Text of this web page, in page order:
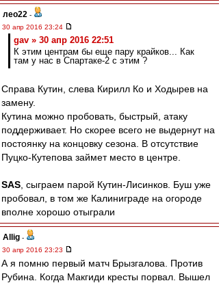
лео22 -
30 апр 2016 23:24
gav » 30 апр 2016 22:51
К этим центрам бы еще пару крайков... Как
там у нас в Спартаке-2 с этим ?
Справа Кутин, слева Кирилл Ко и Ходырев на
замену.
Кутина можно пробовать, быстрый, атаку
поддерживает. Но скорее всего не выдернут на
постоянку на концовку сезона. В отсутствие
Пуцко-Кутепова займет место в центре.
SAS , сыграем парой Кутин-Лисинков. Буш уже
пробовал, в том же Калиниграде на огороде
вполне хорошо отыграли
Allig -
30 апр 2016 23:23
А я помню первый матч Брызгалова. Против
Рубина. Когда Макгиди кресты порвал. Вышел